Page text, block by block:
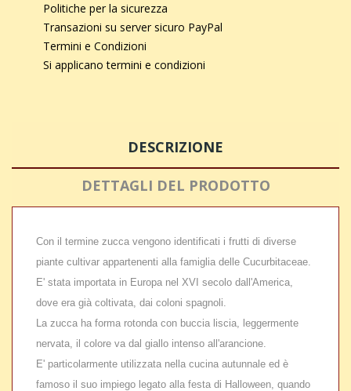
Politiche per la sicurezza
Transazioni su server sicuro PayPal
Termini e Condizioni
Si applicano termini e condizioni
DESCRIZIONE
DETTAGLI DEL PRODOTTO
Con il termine zucca vengono identificati i frutti di diverse
piante cultivar appartenenti alla famiglia delle Cucurbitaceae.
E' stata importata in Europa nel XVI secolo dall'America,
dove era già coltivata, dai coloni spagnoli.
La zucca ha forma rotonda con buccia liscia, leggermente
nervata, il colore va dal giallo intenso all'arancione.
E' particolarmente utilizzata nella cucina autunnale ed è
famoso il suo impiego legato alla festa di Halloween, quando